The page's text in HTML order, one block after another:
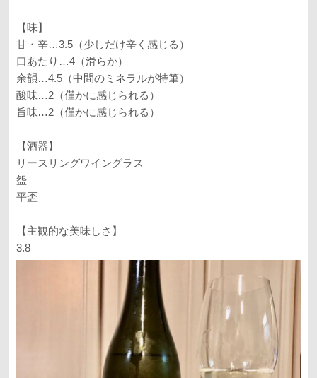
【味】
甘・辛…3.5（少しだけ辛く感じる）
口あたり…4（滑らか）
余韻…4.5（中間のミネラルが特筆）
酸味…2（僅かに感じられる）
旨味…2（僅かに感じられる）
【酒器】
リースリングワイングラス
盌
平盃
【主観的な美味しさ】
3.8